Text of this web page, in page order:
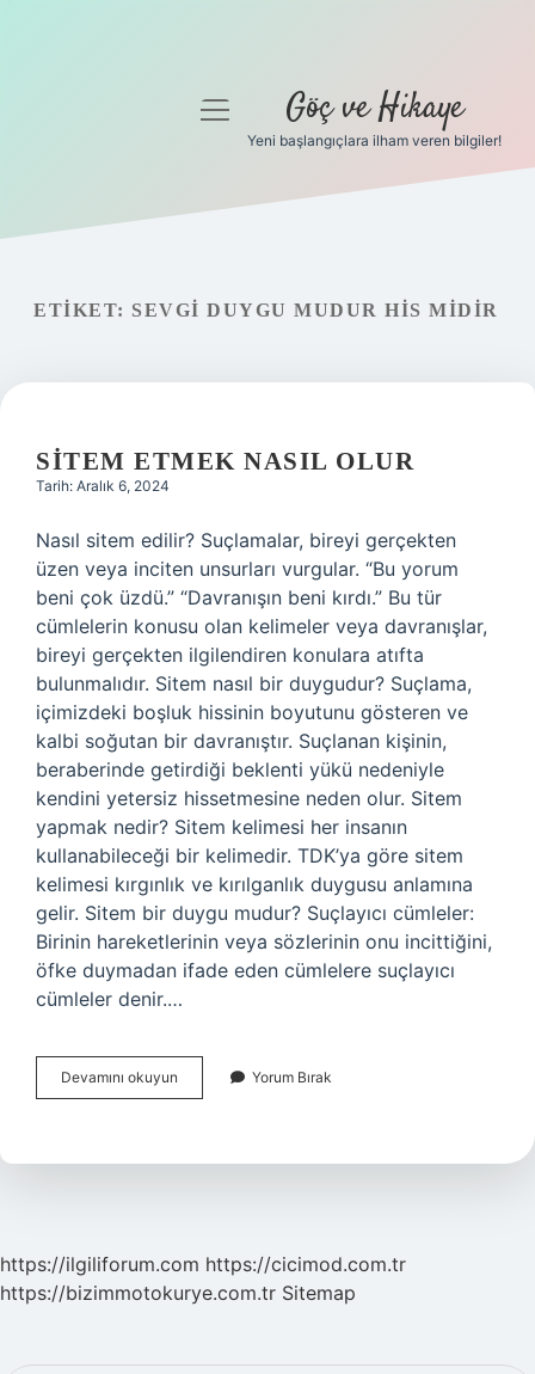
Gizlilik Politikası
menüyü
Göç ve Hikaye
Yeni başlangıçlara ilham veren bilgiler!
ETIKET: SEVGI DUYGU MUDUR HIS MIDIR
SITEM ETMEK NASIL OLUR
Tarih: Aralık 6, 2024
Nasıl sitem edilir? Suçlamalar, bireyi gerçekten
üzen veya inciten unsurları vurgular. “Bu yorum
beni çok üzdü.” “Davranışın beni kırdı.” Bu tür
cümlelerin konusu olan kelimeler veya davranışlar,
bireyi gerçekten ilgilendiren konulara atıfta
bulunmalıdır. Sitem nasıl bir duygudur? Suçlama,
içimizdeki boşluk hissinin boyutunu gösteren ve
kalbi soğutan bir davranıştır. Suçlanan kişinin,
beraberinde getirdiği beklenti yükü nedeniyle
kendini yetersiz hissetmesine neden olur. Sitem
yapmak nedir? Sitem kelimesi her insanın
kullanabileceği bir kelimedir. TDK’ya göre sitem
kelimesi kırgınlık ve kırılganlık duygusu anlamına
gelir. Sitem bir duygu mudur? Suçlayıcı cümleler:
Birinin hareketlerinin veya sözlerinin onu incittiğini,
öfke duymadan ifade eden cümlelere suçlayıcı
cümleler denir.…
Devamını okuyun
Etmek
Yorum Bırak
https://ilgiliforum.com https://cicimod.com.tr
https://bizimmotokurye.com.tr Sitemap